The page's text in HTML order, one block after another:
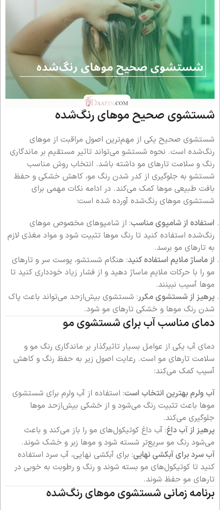
شستشوی صحیح موهای رنگ‌شده
شستشوی صحیح یکی از مهم‌ترین اصول مراقبت از موهای
رنگ‌شده است. نحوه شستشو می‌تواند تاثیر مستقیم بر ماندگاری
رنگ و سلامت تارهای مو داشته باشد. انتخاب روش مناسب
شستشو به جلوگیری از کدر شدن رنگ مو، کاهش خشکی و حفظ
بافت طبیعی موها کمک می‌کند. در ادامه نکات مهمی برای
شستشوی موهای رنگ‌شده آورده شده است:
استفاده از شامپوی مناسب: از شامپوهای مخصوص موهای
رنگ‌شده استفاده کنید تا رنگ موها تثبیت شود و مواد مغذی لازم
به تارهای مو برسد.
از ماساژ ملایم استفاده کنید: هنگام شستشو، پوست سر و تارهای
مو را با حرکات ملایم ماساژ دهید و از فشار زیاد خودداری کنید تا
موها آسیب نبینند.
پرهیز از شستشوی مکرر: شستشوی بیش‌ازحد می‌تواند باعث پاک
شدن رنگ موها و خشکی تارهای مو شود.
دمای مناسب آب برای شستشوی مو
دمای آب یکی از عوامل بسیار تاثیرگذار بر ماندگاری رنگ مو و
سلامت تارهای مو است. رعایت اصول زیر به حفظ رنگ و کاهش
آسیب کمک می‌کند:
آب ولرم بهترین انتخاب است: استفاده از آب ولرم برای شستشوی
موها باعث تثبیت رنگ می‌شود و از خشکی بیش‌ازحد موها
جلوگیری می‌کند.
پرهیز از آب داغ: آب داغ کوتیکول‌های مو را باز می‌کند و باعث
می‌شود رنگ مو سریع‌تر شسته شود و موها زبر و خشک شوند.
آب سرد برای آبکشی نهایی: برای آبکشی نهایی، آب سرد استفاده
کنید تا کوتیکول‌های مو بسته شوند و رنگ و رطوبت به خوبی در
تارهای مو حفظ شوند.
برنامه زمانی شستشوی موهای رنگ‌شده